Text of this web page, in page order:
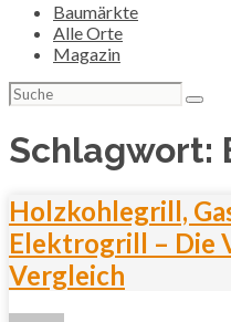
Baumärkte
Alle Orte
Magazin
Suchen
nach:
Schlagwort:
Holzkohlegrill,
Elektrogrill – Die
Vergleich